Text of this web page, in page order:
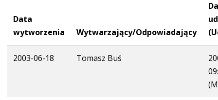
Data
wytworzenia
Wytwarzający/Odpowiadający
2003-06-18 Tomasz Buś